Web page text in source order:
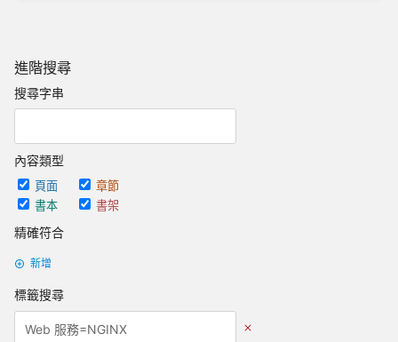
進階搜尋
搜尋字串
內容類型
頁面
章節
書本
書架
精確符合
新增
標籤搜尋